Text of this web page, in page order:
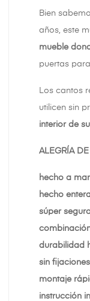
Bien
años, este
mueble
puertas
Los cantos
utilicen sin
interior de
ALEGRÍA
hecho a
hecho
súper
durabilidad
sin
montaje
instrucción